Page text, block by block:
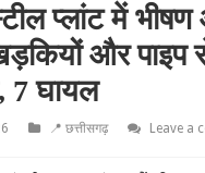
प्लांट में
और पाइप
7 घायल
📍 छत्तीसगढ़
Leave a